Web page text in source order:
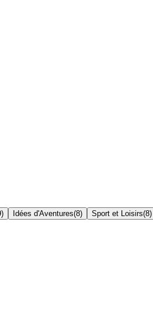
) Idées d'Aventures(8) Sport et Loisirs(8)